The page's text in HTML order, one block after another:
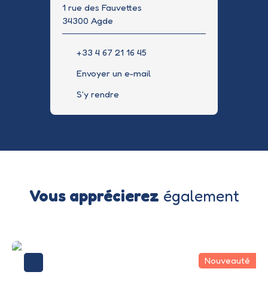
1 rue des Fauvettes
34300 Agde
+33 4 67 21 16 45
Envoyer un e-mail
S'y rendre
Vous apprécierez également
Nouveauté